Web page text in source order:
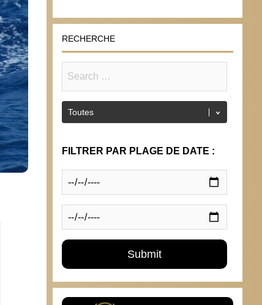
RECHERCHE
FILTRER PAR PLAGE DE DATE :